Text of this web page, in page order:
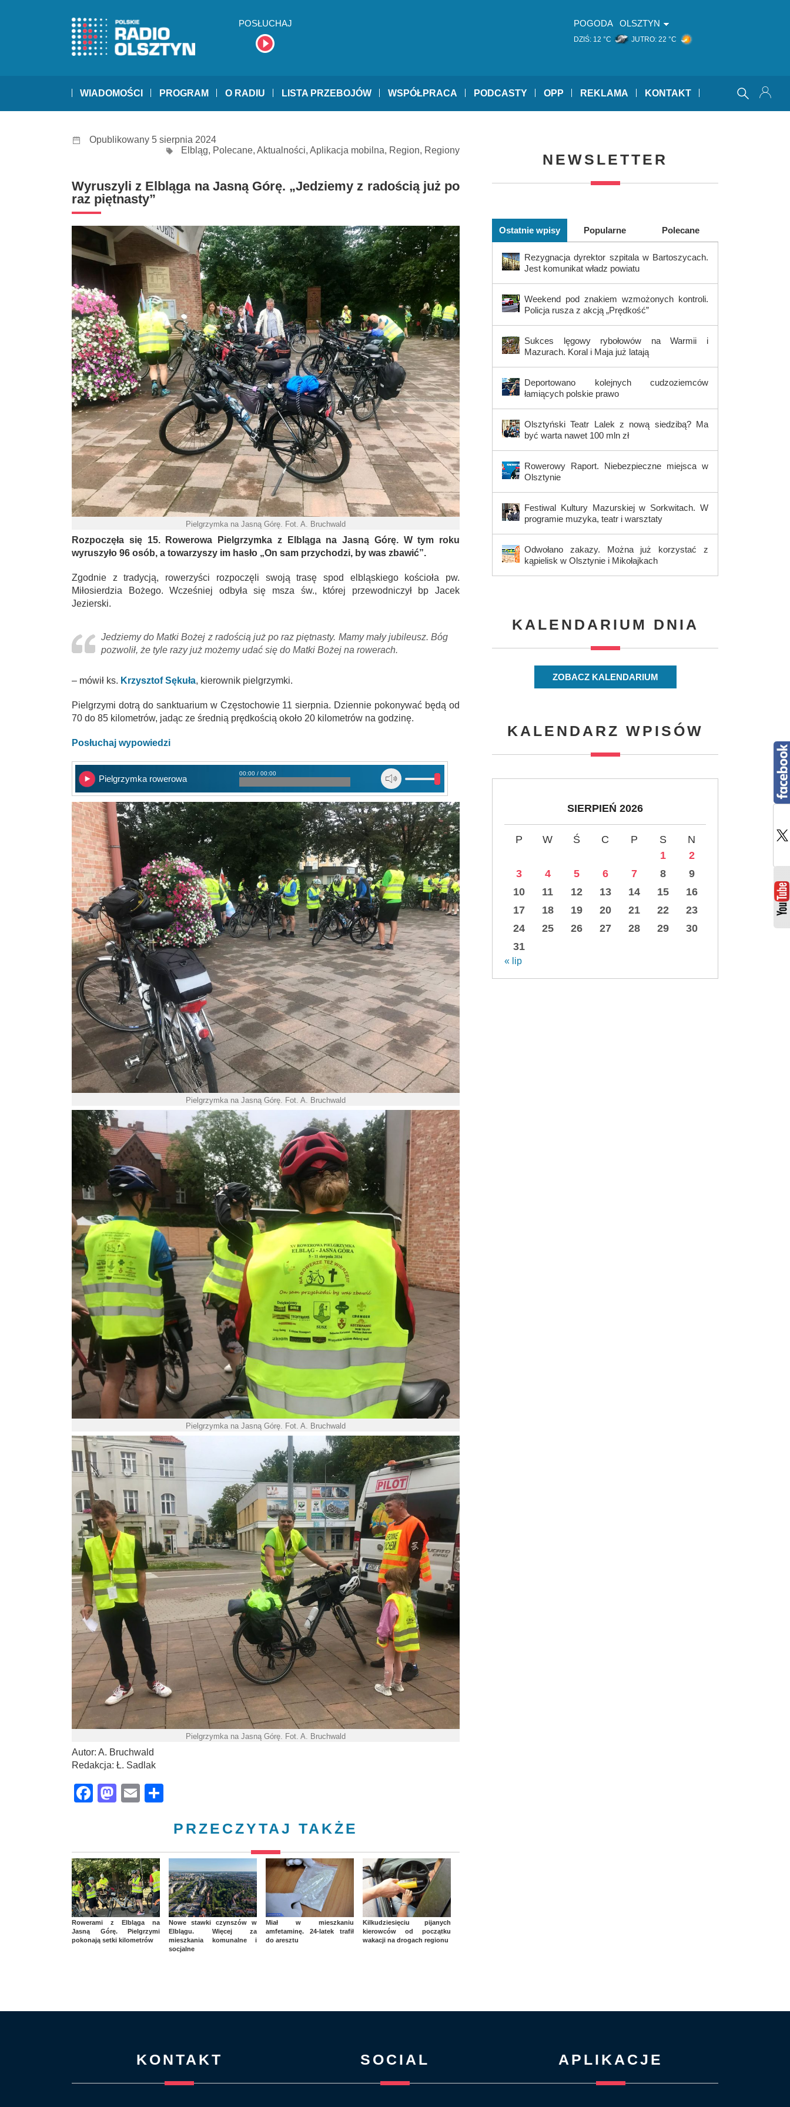
POSŁUCHAJ POGODA OLSZTYN
DZIŚ: 12 °C JUTRO: 22 °C
WIADOMOŚCI PROGRAM O RADIU LISTA PRZEBOJÓW WSPÓŁPRACA PODCASTY OPP REKLAMA KONTAKT
Opublikowany 5 sierpnia 2024
Elbląg, Polecane, Aktualności, Aplikacja mobilna, Region, Regiony
Wyruszyli z Elbląga na Jasną Górę. „Jedziemy z radością już po
raz piętnasty”
Pielgrzymka na Jasną Górę. Fot. A. Bruchwald
Rozpoczęła się 15. Rowerowa Pielgrzymka z Elbląga na Jasną Górę. W tym roku
wyruszyło 96 osób, a towarzyszy im hasło „On sam przychodzi, by was zbawić”.
Zgodnie z tradycją, rowerzyści rozpoczęli swoją trasę spod elbląskiego kościoła pw.
Miłosierdzia Bożego. Wcześniej odbyła się msza św., której przewodniczył bp Jacek
Jezierski.
Jedziemy do Matki Bożej z radością już po raz piętnasty. Mamy mały jubileusz. Bóg
pozwolił, że tyle razy już możemy udać się do Matki Bożej na rowerach.
– mówił ks. Krzysztof Sękuła, kierownik pielgrzymki.
Pielgrzymi dotrą do sanktuarium w Częstochowie 11 sierpnia. Dziennie pokonywać będą od
70 do 85 kilometrów, jadąc ze średnią prędkością około 20 kilometrów na godzinę.
Posłuchaj wypowiedzi
Pielgrzymka rowerowa
00:00 / 00:00
Pielgrzymka na Jasną Górę. Fot. A. Bruchwald
Pielgrzymka na Jasną Górę. Fot. A. Bruchwald
Pielgrzymka na Jasną Górę. Fot. A. Bruchwald
Autor: A. Bruchwald
Redakcja: Ł. Sadlak
Facebook
Mastodon
Email
PRZECZYTAJ TAKŻE
Rowerami z Elbląga na
Jasną Górę. Pielgrzymi
pokonają setki kilometrów
Nowe stawki czynszów w
Elblągu. Więcej za
mieszkania komunalne i
socjalne
Miał w mieszkaniu
amfetaminę. 24-latek trafił
do aresztu
Kilkudziesięciu pijanych
kierowców od początku
wakacji na drogach regionu
NEWSLETTER
Ostatnie wpisy Popularne Polecane
Rezygnacja dyrektor szpitala w Bartoszycach.
Jest komunikat władz powiatu
Weekend pod znakiem wzmożonych kontroli.
Policja rusza z akcją „Prędkość”
Sukces lęgowy rybołowów na Warmii i
Mazurach. Koral i Maja już latają
Deportowano kolejnych cudzoziemców
łamiących polskie prawo
Olsztyński Teatr Lalek z nową siedzibą? Ma
być warta nawet 100 mln zł
Rowerowy Raport. Niebezpieczne miejsca w
Olsztynie
Festiwal Kultury Mazurskiej w Sorkwitach. W
programie muzyka, teatr i warsztaty
Odwołano zakazy. Można już korzystać z
kąpielisk w Olsztynie i Mikołajkach
KALENDARIUM DNIA
ZOBACZ KALENDARIUM
KALENDARZ WPISÓW
SIERPIEŃ 2026
P W Ś C P S
N
1
2
3
4 5 6 7 8
9
10
11 12 13 14 15
16
17
18 19 20 21 22
23
24
25 26 27 28 29
30
31
« lip
KONTAKT SOCIAL APLIKACJE